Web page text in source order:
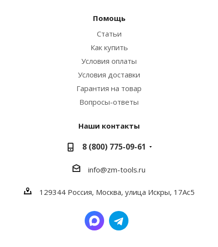
Помощь
Статьи
Как купить
Условия оплаты
Условия доставки
Гарантия на товар
Вопросы-ответы
Наши контакты
8 (800) 775-09-61
info@zm-tools.ru
129344 Россия, Москва, улица Искры, 17Ас5